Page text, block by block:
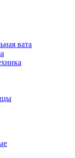
вата